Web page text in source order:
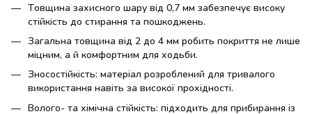
Товщина захисного шару від 0,7 мм забезпечує високу
стійкість до стирання та пошкоджень.
Загальна товщина від 2 до 4 мм робить покриття не лише
міцним, а й комфортним для ходьби.
Зносостійкість: матеріал розроблений для тривалого
використання навіть за високої прохідності.
Волого- та хімічна стійкість: підходить для прибирання із